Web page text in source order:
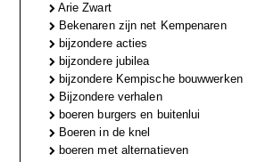
Arie Zwart
Bekenaren zijn net Kempenaren
bijzondere acties
bijzondere jubilea
bijzondere Kempische bouwwerken
Bijzondere verhalen
boeren burgers en buitenlui
Boeren in de knel
boeren met alternatieven